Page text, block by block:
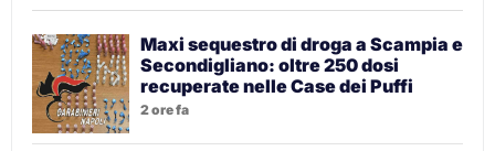
Maxi sequestro di droga a Scampia e
Secondigliano: oltre 250 dosi
recuperate nelle Case dei Puffi
2 ore fa